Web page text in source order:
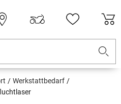
Werkstattbedarf